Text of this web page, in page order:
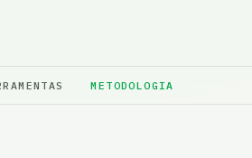
METODOLOGIA